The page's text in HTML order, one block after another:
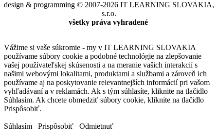
design & programming © 2007-2026 IT LEARNING SLOVAKIA,
s.r.o.
všetky práva vyhradené
Vážime si vaše súkromie - my v IT LEARNING SLOVAKIA
používame súbory cookie a podobné technológie na zlepšovanie
vašej používateľskej skúsenosti a na meranie vašich interakcií s
našimi webovými lokalitami, produktami a službami a zároveň ich
používame aj na poskytovanie relevantnejších informácií pri vašom
vyhľadávaní a v reklamách. Ak s tým súhlasíte, kliknite na tlačidlo
Súhlasím. Ak chcete obmedziť súbory cookie, kliknite na tlačidlo
Prispôsobiť.
Súhlasím Prispôsobiť Odmietnuť